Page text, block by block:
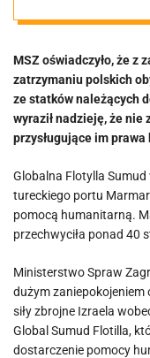
MSZ
m
MSZ oświadczyło, że z
zatrzymaniu polskich
ze statków należących
wyraził nadzieję, że
przysługujące im prawa
Globalna Flotylla Sumud
tureckiego portu
pomocą humanitarną.
przechwyciła ponad 40
Ministerstwo Spraw
dużym zaniepokojeniem
siły zbrojne Izraela
Global Sumud Flotilla,
dostarczenie pomocy